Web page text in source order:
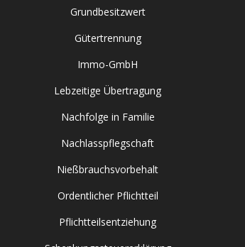
Grundbesitzwert
Gütertrennung
Immo-GmbH
Lebzeitige Übertragung
Nachfolge in Familie
Nachlasspflegschaft
Nießbrauchsvorbehalt
Ordentlicher Pflichtteil
Pflichtteilsentziehung